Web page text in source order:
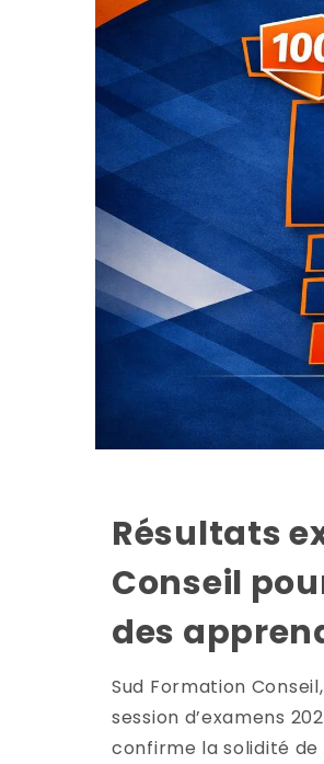
Résultats
Conseil
des
Sud Formation
session d’examens
confirme la solidité